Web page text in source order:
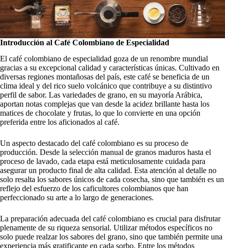
Introducción al Café Colombiano de Especialidad
El café colombiano de especialidad goza de un renombre mundial
gracias a su excepcional calidad y características únicas. Cultivado en
diversas regiones montañosas del país, este café se beneficia de un
clima ideal y del rico suelo volcánico que contribuye a su distintivo
perfil de sabor. Las variedades de grano, en su mayoría Arábica,
aportan notas complejas que van desde la acidez brillante hasta los
matices de chocolate y frutas, lo que lo convierte en una opción
preferida entre los aficionados al café.
Un aspecto destacado del café colombiano es su proceso de
producción. Desde la selección manual de granos maduros hasta el
proceso de lavado, cada etapa está meticulosamente cuidada para
asegurar un producto final de alta calidad. Esta atención al detalle no
solo resalta los sabores únicos de cada cosecha, sino que también es un
reflejo del esfuerzo de los caficultores colombianos que han
perfeccionado su arte a lo largo de generaciones.
La preparación adecuada del café colombiano es crucial para disfrutar
plenamente de su riqueza sensorial. Utilizar métodos específicos no
solo puede realzar los sabores del grano, sino que también permite una
experiencia más gratificante en cada sorbo. Entre los métodos